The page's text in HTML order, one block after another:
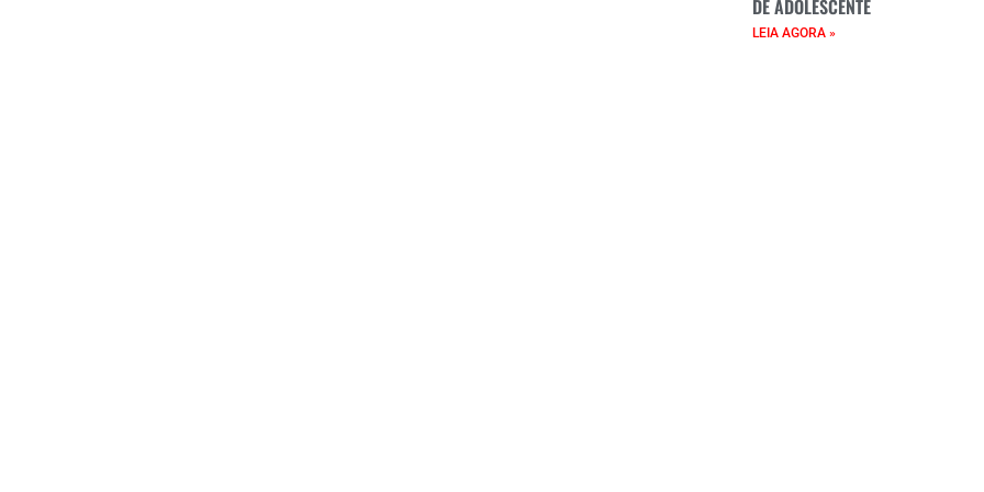
DE ADOLESCENTE
LEIA AGORA »